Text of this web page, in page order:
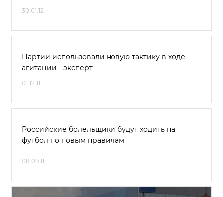
30.01.12
Партии использовали новую тактику в ходе
агитации - эксперт
01.12.11
Российские болельщики будут ходить на
футбол по новым правилам
08.09.11